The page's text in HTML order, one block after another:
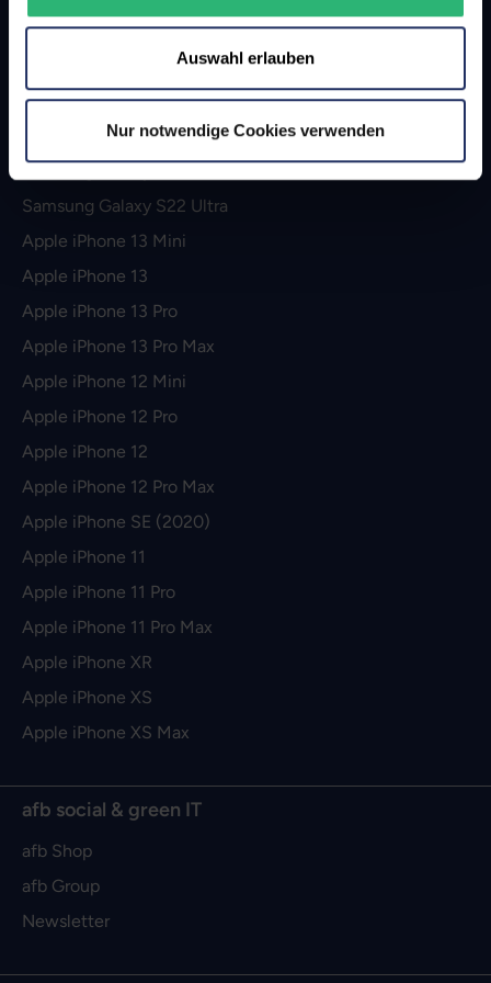
Auswahl erlauben
Nur notwendige Cookies verwenden
Apple iPhone 14 Pro
Apple iPhone 14 Pro Max
Apple iPhone SE (2022)
Samsung Galaxy S22
Samsung Galaxy S22 Plus
Samsung Galaxy S22 Ultra
Apple iPhone 13 Mini
Apple iPhone 13
Apple iPhone 13 Pro
Apple iPhone 13 Pro Max
Apple iPhone 12 Mini
Apple iPhone 12 Pro
Apple iPhone 12
Apple iPhone 12 Pro Max
Apple iPhone SE (2020)
Apple iPhone 11
Apple iPhone 11 Pro
Apple iPhone 11 Pro Max
Apple iPhone XR
Apple iPhone XS
Apple iPhone XS Max
afb social & green IT
afb Shop
afb Group
Newsletter